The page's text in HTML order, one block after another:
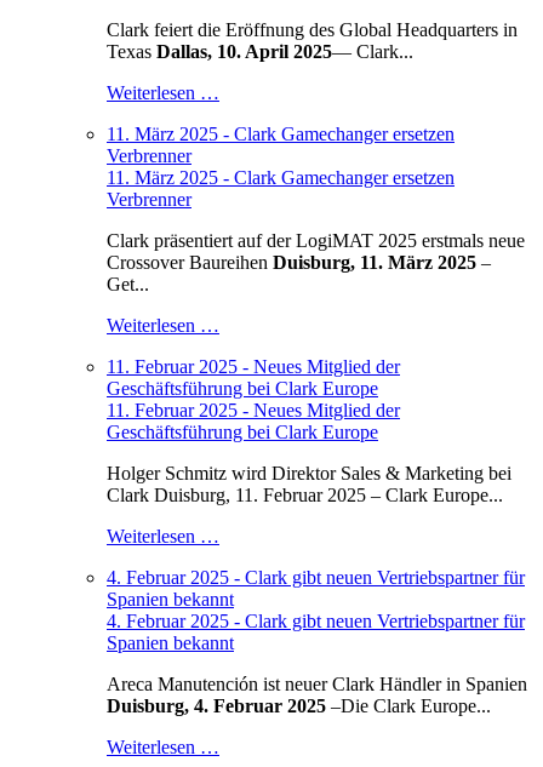
Clark feiert die Eröffnung des Global Headquarters in
Texas Dallas, 10. April 2025— Clark...
Weiterlesen …
11. März 2025 - Clark Gamechanger ersetzen
Verbrenner
11. März 2025 - Clark Gamechanger ersetzen
Verbrenner
Clark präsentiert auf der LogiMAT 2025 erstmals neue
Crossover Baureihen Duisburg, 11. März 2025 –
Get...
Weiterlesen …
11. Februar 2025 - Neues Mitglied der
Geschäftsführung bei Clark Europe
11. Februar 2025 - Neues Mitglied der
Geschäftsführung bei Clark Europe
Holger Schmitz wird Direktor Sales & Marketing bei
Clark Duisburg, 11. Februar 2025 – Clark Europe...
Weiterlesen …
4. Februar 2025 - Clark gibt neuen Vertriebspartner für
Spanien bekannt
4. Februar 2025 - Clark gibt neuen Vertriebspartner für
Spanien bekannt
Areca Manutención ist neuer Clark Händler in Spanien
Duisburg, 4. Februar 2025 –Die Clark Europe...
Weiterlesen …